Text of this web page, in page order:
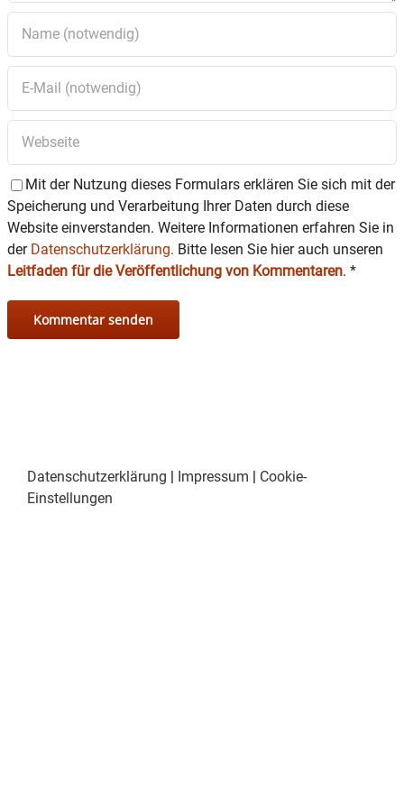
Mit der Nutzung dieses Formulars erklären Sie sich mit der
Speicherung und Verarbeitung Ihrer Daten durch diese
Website einverstanden. Weitere Informationen erfahren Sie in
der Datenschutzerklärung. Bitte lesen Sie hier auch unseren
Leitfaden für die Veröffentlichung von Kommentaren. *
Datenschutzerklärung | Impressum | Cookie-
Einstellungen